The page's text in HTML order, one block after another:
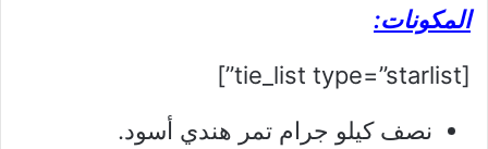
المكونات:
[tie_list type=”starlist”]
نصف كيلو جرام تمر هندي أسود.